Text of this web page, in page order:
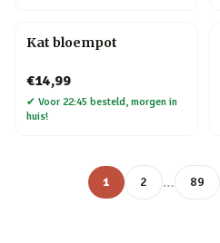
Kat bloempot
€14,99
✔ Voor 22:45 besteld, morgen in
huis!
1 2 … 89